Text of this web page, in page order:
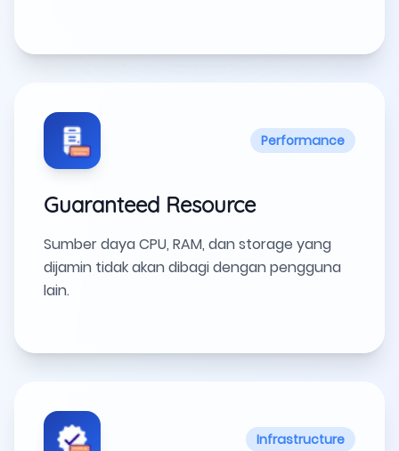
Performance
Guaranteed Resource
Sumber daya CPU, RAM, dan storage yang
dijamin tidak akan dibagi dengan pengguna
lain.
Infrastructure